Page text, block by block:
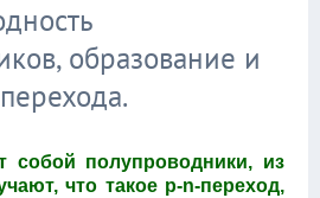
образование и
собой полупроводники, из
что такое p-n-переход,